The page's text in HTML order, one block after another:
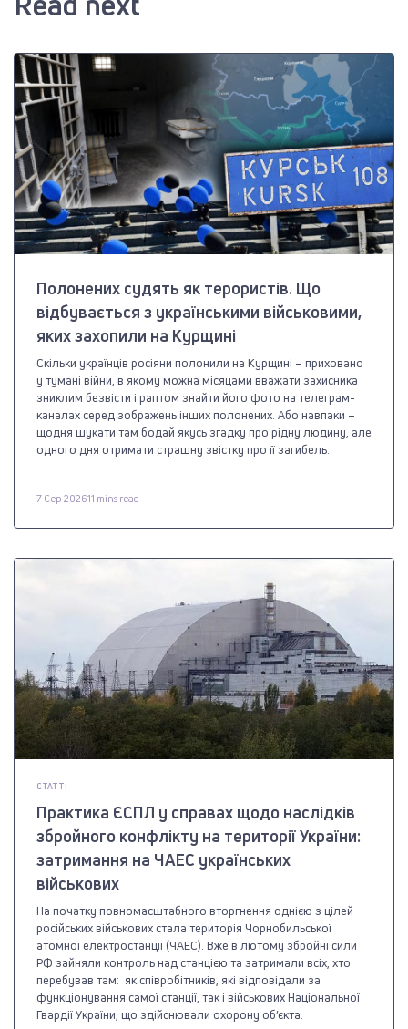
Полонених судять як терористів. Що
відбувається з українськими військовими,
яких захопили на Курщині
Скільки українців росіяни полонили на Курщині – приховано
у тумані війни, в якому можна місяцами вважати захисника
зниклим безвісти і раптом знайти його фото на телеграм-
каналах серед зображень інших полонених. Або навпаки –
щодня шукати там бодай якусь згадку про рідну людину, але
одного дня отримати страшну звістку про її загибель.
7 Сер 202611 mins read
СТАТТІ
Практика ЄСПЛ у справах щодо наслідків
збройного конфлікту на території України:
затримання на ЧАЕС українських
військових
На початку повномасштабного вторгнення однією з цілей
російських військових стала територія Чорнобильської
атомної електростанції (ЧАЕС). Вже в лютому збройні сили
РФ зайняли контроль над станцією та затримали всіх, хто
перебував там: як співробітників, які відповідали за
функціонування самої станції, так і військових Національної
Гвардії України, що здійснювали охорону об’єкта.